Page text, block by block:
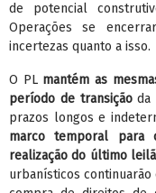
de potencial
Operações se
incertezas quanto a isso.
O PL mantém as
período de transiçãoda
prazos longos e
marco temporal para
realização do último
urbanísticos